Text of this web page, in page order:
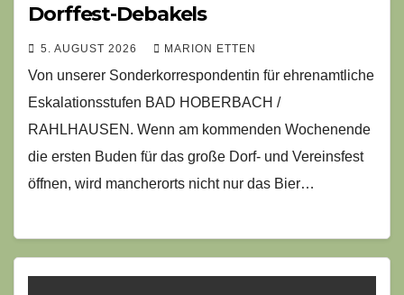
Dorffest-Debakels
5. AUGUST 2026 MARION ETTEN
Von unserer Sonderkorrespondentin für ehrenamtliche
Eskalationsstufen BAD HOBERBACH /
RAHLHAUSEN. Wenn am kommenden Wochenende
die ersten Buden für das große Dorf- und Vereinsfest
öffnen, wird mancherorts nicht nur das Bier…